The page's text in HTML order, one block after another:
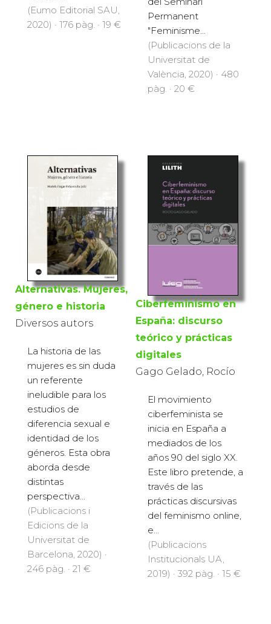
(Eumo Editorial SAU,
2020) · 176 pàg. · 19 €
Permanent
"Feminisme...
(Publicacions de la
Universitat de
València, 2020) · 480
pàg. · 20 €
Alternativas. Mujeres,
género e historia
Diversos autors
La historia de las
mujeres es sin duda
un referente
ineludible para los
estudios de
diferencia sexual e
identidad de los
géneros. Esta obra
aborda desde
distintas
perspectiva...
(Publicacions i
Edicions de la
Universitat de
Barcelona, 2020) ·
246 pàg. · 21 €
Ciberfeminismo en
España: discurso
teórico y prácticas
digitales
Gago Gelado, Rocío
El movimiento
ciberfeminista se
inicia en España a
mediados de los
años 90 del siglo XX.
Este libro pretende, a
través de las
prácticas discursivas
del feminismo online,
e...
(Publicacions
Institucionals UA,
2019) · 392 pàg. · 15 €